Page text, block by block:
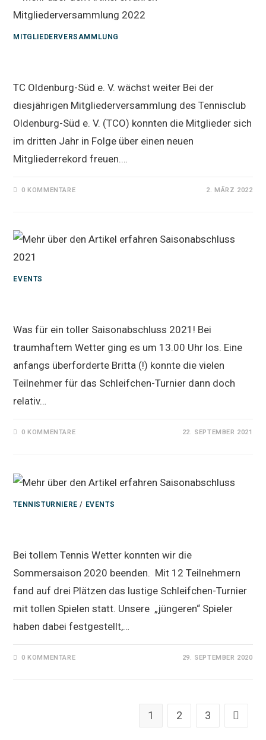
MITGLIEDERVERSAMMLUNG
TC Oldenburg-Süd e. V. wächst weiter Bei der
diesjährigen Mitgliederversammlung des Tennisclub
Oldenburg-Süd e. V. (TCO) konnten die Mitglieder sich
im dritten Jahr in Folge über einen neuen
Mitgliederrekord freuen.…
0 KOMMENTARE 2. MÄRZ 2022
EVENTS
Was für ein toller Saisonabschluss 2021! Bei
traumhaftem Wetter ging es um 13.00 Uhr los. Eine
anfangs überforderte Britta (!) konnte die vielen
Teilnehmer für das Schleifchen-Turnier dann doch
relativ…
0 KOMMENTARE 22. SEPTEMBER 2021
TENNISTURNIERE / EVENTS
Bei tollem Tennis Wetter konnten wir die
Sommersaison 2020 beenden. Mit 12 Teilnehmern
fand auf drei Plätzen das lustige Schleifchen-Turnier
mit tollen Spielen statt. Unsere „jüngeren“ Spieler
haben dabei festgestellt,…
0 KOMMENTARE 29. SEPTEMBER 2020
1 2 3